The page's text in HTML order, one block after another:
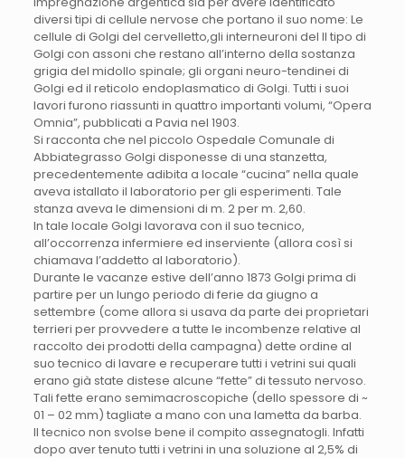
diversi tipi di cellule nervose che portano il suo nome: Le
cellule di Golgi del cervelletto,gli interneuroni del II tipo di
Golgi con assoni che restano all’interno della sostanza
grigia del midollo spinale; gli organi neuro-tendinei di
Golgi ed il reticolo endoplasmatico di Golgi. Tutti i suoi
lavori furono riassunti in quattro importanti volumi, “Opera
Omnia”, pubblicati a Pavia nel 1903.
Si racconta che nel piccolo Ospedale Comunale di
Abbiategrasso Golgi disponesse di una stanzetta,
precedentemente adibita a locale “cucina” nella quale
aveva istallato il laboratorio per gli esperimenti. Tale
stanza aveva le dimensioni di m. 2 per m. 2,60.
In tale locale Golgi lavorava con il suo tecnico,
all’occorrenza infermiere ed inserviente (allora così si
chiamava l’addetto al laboratorio).
Durante le vacanze estive dell’anno 1873 Golgi prima di
partire per un lungo periodo di ferie da giugno a
settembre (come allora si usava da parte dei proprietari
terrieri per provvedere a tutte le incombenze relative al
raccolto dei prodotti della campagna) dette ordine al
suo tecnico di lavare e recuperare tutti i vetrini sui quali
erano già state distese alcune “fette” di tessuto nervoso.
Tali fette erano semimacroscopiche (dello spessore di ~
01 – 02 mm) tagliate a mano con una lametta da barba.
Il tecnico non svolse bene il compito assegnatogli. Infatti
dopo aver tenuto tutti i vetrini in una soluzione al 2,5% di